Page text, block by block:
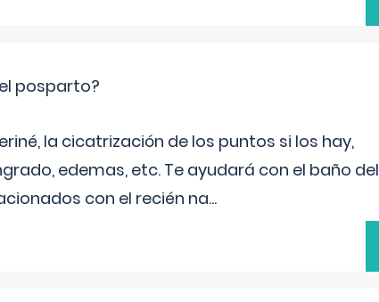
posparto?
la cicatrización de los puntos si los hay,
edemas, etc. Te ayudará con el baño del
con el recién na...